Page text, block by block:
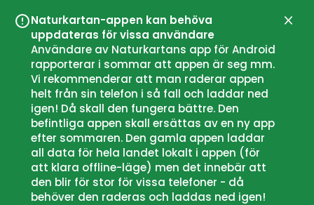
Naturkartan-appen kan behöva
uppdateras för vissa användare
Användare av Naturkartans app för Android
rapporterar i sommar att appen är seg mm.
Vi rekommenderar att man raderar appen
helt från sin telefon i så fall och laddar ned
igen! Då skall den fungera bättre. Den
befintliga appen skall ersättas av en ny app
efter sommaren. Den gamla appen laddar
all data för hela landet lokalt i appen (för
att klara offline-läge) men det innebär att
den blir för stor för vissa telefoner - då
behöver den raderas och laddas ned igen!